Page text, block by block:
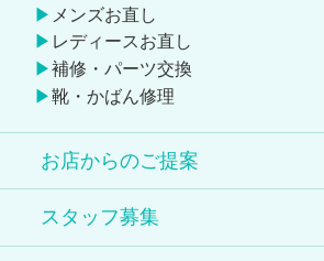
メンズお直し
レディースお直し
補修・パーツ交換
靴・かばん修理
お店からのご提案
スタッフ募集